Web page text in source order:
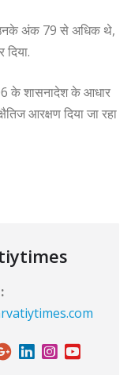
उनके अंक 79 से अधिक थे,
के शासनादेश के आधार
आरक्षण दिया जा रहा